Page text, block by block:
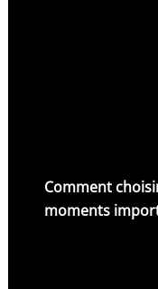
Comment
moments